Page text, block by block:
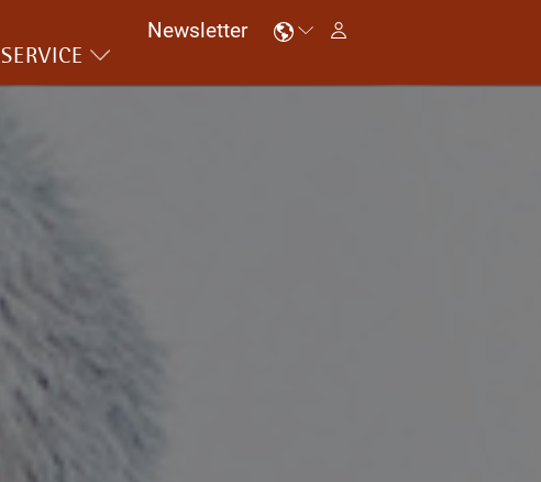
Newsletter
SERVICE